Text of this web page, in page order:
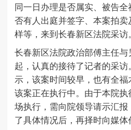
同一日办理是否属实、被告
否有人出庭并签字、本案拍
样等，来到长春新区法院采访。
长春新区法院政治部傅主任与
起，认真的接待了记者的采
示，该案时间较早，也有全福
该案正在执行中。由于本院
场执行，需向院领导请示汇
了具体情况后，再择时向媒体